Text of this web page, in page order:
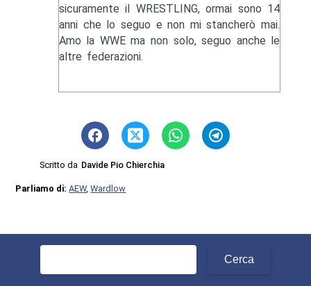
sicuramente il WRESTLING, ormai sono 14
anni che lo seguo e non mi stancherò mai.
Amo la WWE ma non solo, seguo anche le
altre federazioni.
Scritto da Davide Pio Chierchia
Parliamo di:AEW,Wardlow